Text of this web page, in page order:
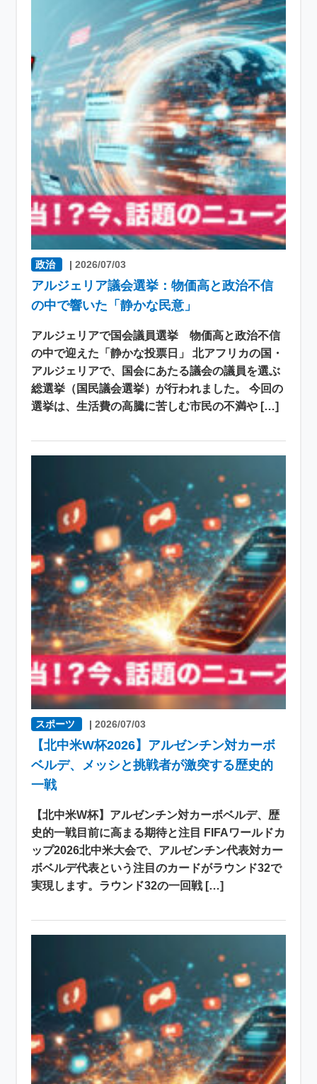
政治 |2026/07/03
アルジェリア議会選挙：物価高と政治不信
の中で響いた「静かな民意」
アルジェリアで国会議員選挙 物価高と政治不信
の中で迎えた「静かな投票日」 北アフリカの国・
アルジェリアで、国会にあたる議会の議員を選ぶ
総選挙（国民議会選挙）が行われました。 今回の
選挙は、生活費の高騰に苦しむ市民の不満や […]
スポーツ |2026/07/03
【北中米W杯2026】アルゼンチン対カーボ
ベルデ、メッシと挑戦者が激突する歴史的
一戦
【北中米W杯】アルゼンチン対カーボベルデ、歴
史的一戦目前に高まる期待と注目 FIFAワールドカ
ップ2026北中米大会で、アルゼンチン代表対カー
ボベルデ代表という注目のカードがラウンド32で
実現します。ラウンド32の一回戦 […]